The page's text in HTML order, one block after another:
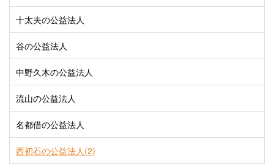
十太夫の公益法人
谷の公益法人
中野久木の公益法人
流山の公益法人
名都借の公益法人
西初石の公益法人(2)